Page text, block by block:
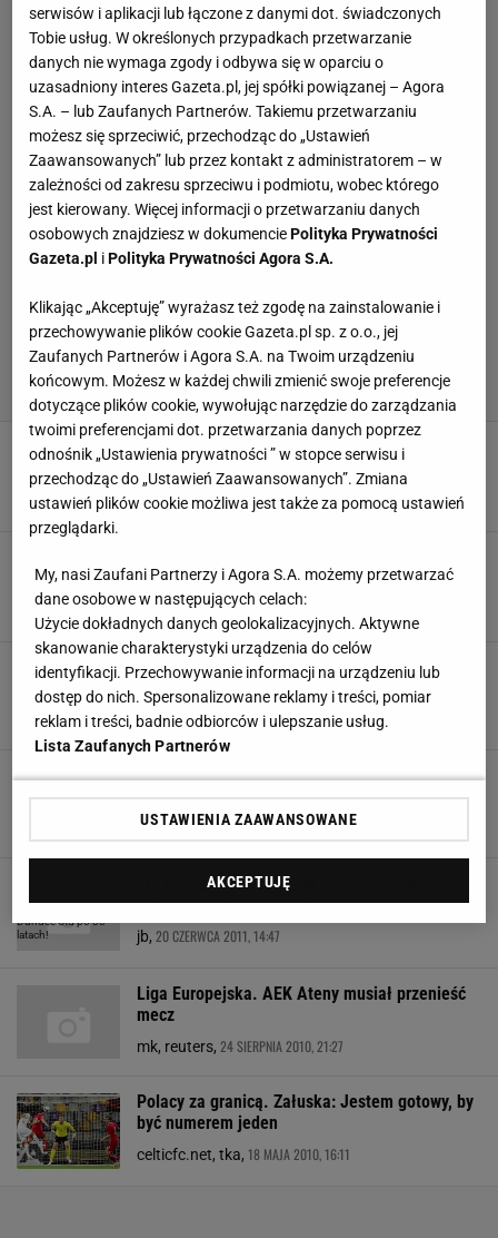
Szkoci upokorzeni w LKE. Najwyższa porażka w
historii. "To było żenujące"
Aleksander Bernard, 12 SIERPNIA 2022, 08:58
nikt się nie spodziewał [WIDEO]
Karolina Jaskulska,17 LIPCA 2022, 13:43
Liga szkocka. Nadir Ciftci jak Luis Suarez?
Ugryzł rywala, czy nie?
Piotr Kalisz,25 MAJA 2015, 18:22
Piłkarz, który "planował swój pogrzeb", wrócił
do gry i odebrał nagrodę
Łukasz Godlewski,5 MAJA 2015, 13:18
LE. Lenczyk ze Śląskiem Wrocław zagra z
Dundee Utd po 30 latach!
jb, 20 CZERWCA 2011, 14:47
Liga Europejska. AEK Ateny musiał przenieść
mecz
mk, reuters, 24 SIERPNIA 2010, 21:27
Polacy za granicą. Załuska: Jestem gotowy, by
być numerem jeden
celticfc.net, tka, 18 MAJA 2010, 16:11
serwisów i aplikacji lub łączone z danymi dot. świadczonych
Tobie usług. W określonych przypadkach przetwarzanie
danych nie wymaga zgody i odbywa się w oparciu o
uzasadniony interes Gazeta.pl, jej spółki powiązanej – Agora
S.A. – lub Zaufanych Partnerów. Takiemu przetwarzaniu
możesz się sprzeciwić, przechodząc do „Ustawień
Zaawansowanych” lub przez kontakt z administratorem – w
zależności od zakresu sprzeciwu i podmiotu, wobec którego
jest kierowany. Więcej informacji o przetwarzaniu danych
osobowych znajdziesz w dokumenciePolityka Prywatności
Gazeta.pl iPolityka Prywatności Agora S.A.
Klikając „Akceptuję” wyrażasz też zgodę na zainstalowanie i
przechowywanie plików cookie Gazeta.pl sp. z o.o., jej
Zaufanych Partnerów i Agora S.A. na Twoim urządzeniu
końcowym. Możesz w każdej chwili zmienić swoje preferencje
dotyczące plików cookie, wywołując narzędzie do zarządzania
twoimi preferencjami dot. przetwarzania danych poprzez
odnośnik „Ustawienia prywatności ” w stopce serwisu i
przechodząc do „Ustawień Zaawansowanych”. Zmiana
ustawień plików cookie możliwa jest także za pomocą ustawień
przeglądarki.
My, nasi Zaufani Partnerzy i Agora S.A. możemy przetwarzać
dane osobowe w następujących celach:
Użycie dokładnych danych geolokalizacyjnych. Aktywne
skanowanie charakterystyki urządzenia do celów
identyfikacji. Przechowywanie informacji na urządzeniu lub
dostęp do nich. Spersonalizowane reklamy i treści, pomiar
reklam i treści, badnie odbiorców i ulepszanie usług.
Lista Zaufanych Partnerów
USTAWIENIA ZAAWANSOWANE
AKCEPTUJĘ